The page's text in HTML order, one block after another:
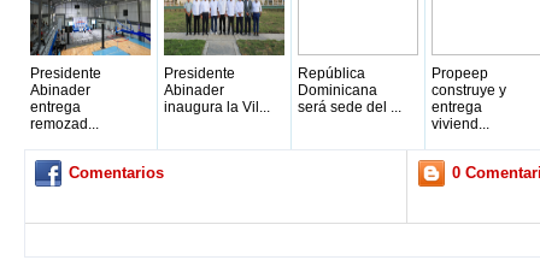
Presidente
Abinader
entrega
remozad...
Presidente
Abinader
inaugura la Vil...
República
Dominicana
será sede del ...
Propeep
construye y
entrega
viviend...
Comentarios 0